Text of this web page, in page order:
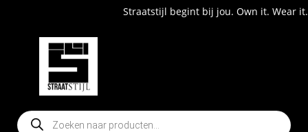
Straatstijl begint bij jou. Own it. Wear it. Shop now!
Producten
zoeken